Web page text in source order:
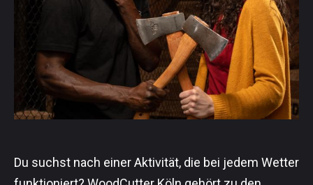
Du suchst nach einer Aktivität, die bei jedem Wetter